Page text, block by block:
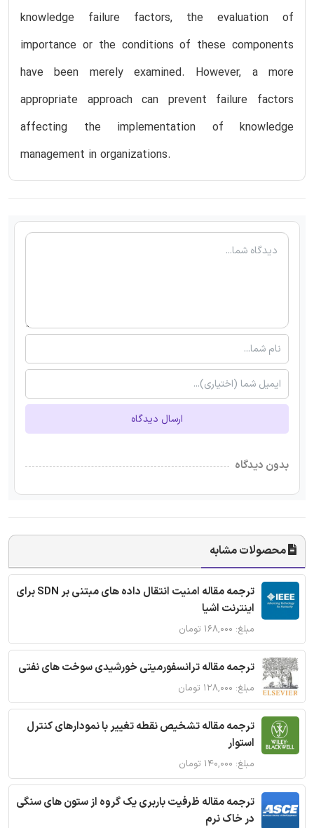
knowledge failure factors, the evaluation of
importance or the conditions of these components
have been merely examined. However, a more
appropriate approach can prevent failure factors
affecting the implementation of knowledge
management in organizations.
ارسال دیدگاه
بدون دیدگاه
محصولات مشابه
ترجمه مقاله امنیت انتقال داده های مبتنی بر SDN برای
اینترنت اشیا
مبلغ: ۱۶۸,۰۰۰ تومان
ترجمه مقاله ترانسفورمیتی خورشیدی سوخت های نفتی
مبلغ: ۱۲۸,۰۰۰ تومان
ترجمه مقاله تشخیص نقطه تغییر با نمودارهای کنترل
استوار
مبلغ: ۱۴۰,۰۰۰ تومان
ترجمه مقاله ظرفیت باربری یک گروه از ستون های سنگی
در خاک نرم